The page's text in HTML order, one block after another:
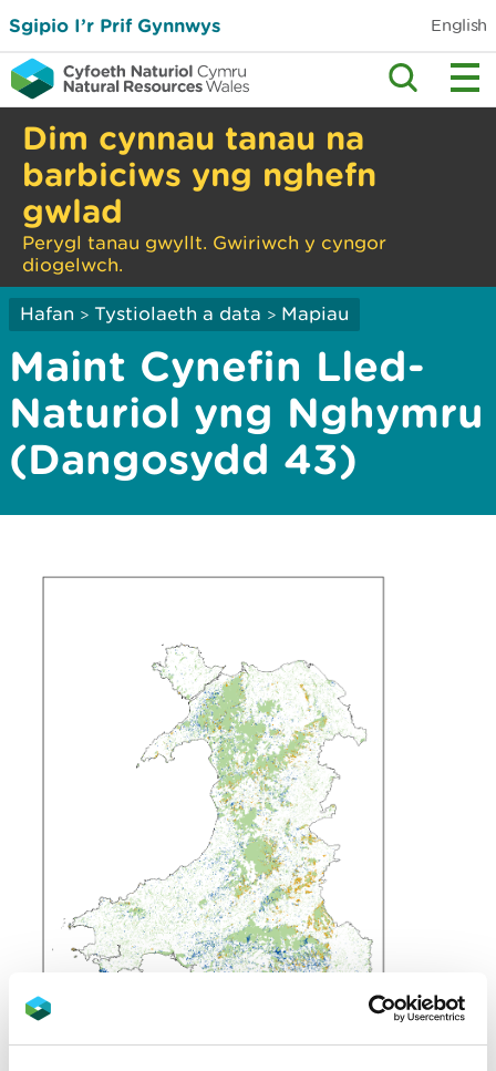
Sgipio I’r Prif Gynnwys English
Dim cynnau tanau na
barbiciws yng nghefn
gwlad
Perygl tanau gwyllt. Gwiriwch y cyngor
diogelwch.
Hafan > Tystiolaeth a data > Mapiau
Maint Cynefin Lled-
Naturiol yng Nghymru
(Dangosydd 43)